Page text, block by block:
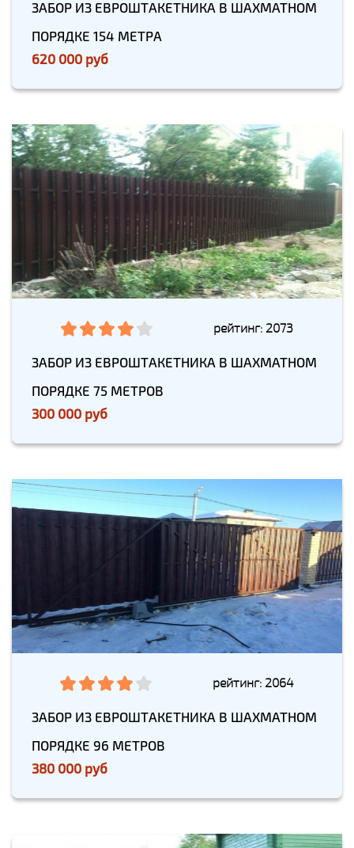
ЗАБОР ИЗ ЕВРОШТАКЕТНИКА В ШАХМАТНОМ
ПОРЯДКЕ 154 МЕТРА
620 000 руб
рейтинг: 2073
ЗАБОР ИЗ ЕВРОШТАКЕТНИКА В ШАХМАТНОМ
ПОРЯДКЕ 75 МЕТРОВ
300 000 руб
рейтинг: 2064
ЗАБОР ИЗ ЕВРОШТАКЕТНИКА В ШАХМАТНОМ
ПОРЯДКЕ 96 МЕТРОВ
380 000 руб